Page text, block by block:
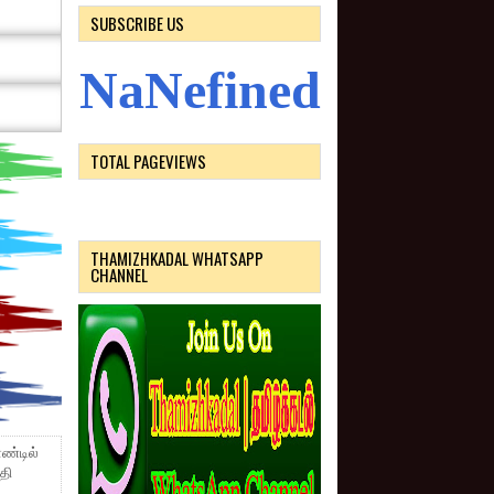
SUBSCRIBE US
NaNefined
TOTAL PAGEVIEWS
THAMIZHKADAL WHATSAPP
CHANNEL